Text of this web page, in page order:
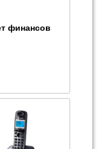
финансов